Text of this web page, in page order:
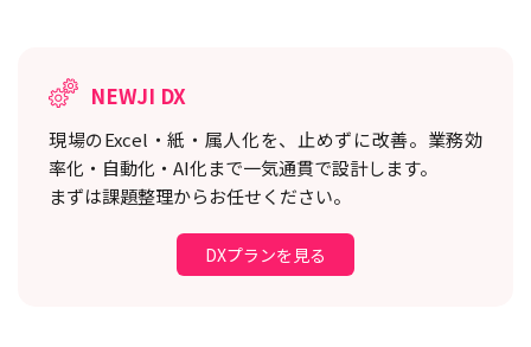
NEWJI DX
現場のExcel・紙・属人化を、止めずに改善。 業務効
率化・自動化・AI化まで一気通貫で設計します。
まずは課題整理からお任せください。
DXプランを見る